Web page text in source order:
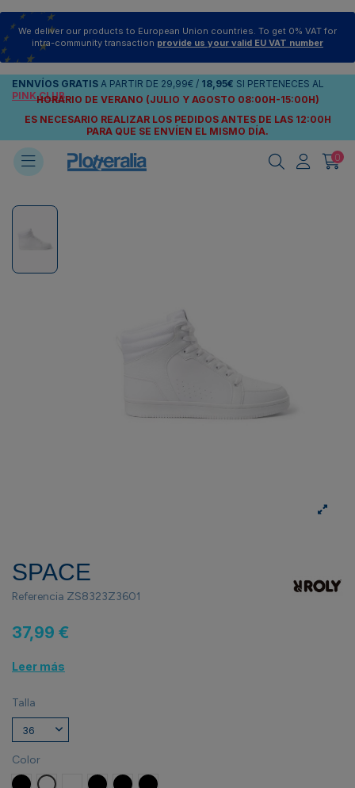
We deliver our products to European Union countries. To get 0% VAT for
intra-community transaction provide us your valid EU VAT number
ENNVÍOS GRATIS A PARTIR DE 29,99€ / 18,95€ SI PERTENECES AL
PINK CLUB
HORARIO DE VERANO (JULIO Y AGOSTO 08:00H-15:00H)
ES NECESARIO REALIZAR LOS PEDIDOS ANTES DE LAS 12:00H
PARA QUE SE ENVÍEN EL MISMO DÍA.
0
SPACE
Referencia ZS8323Z3601
37,99 €
Leer más
Talla
Color
NEGROBLANCOBLANCO/MARINO
NEGRO/BLANCO/ROYAL
NEGRO/BLANCO/VERDE BOTELLA
NEGRO/BLANCO/ROJO